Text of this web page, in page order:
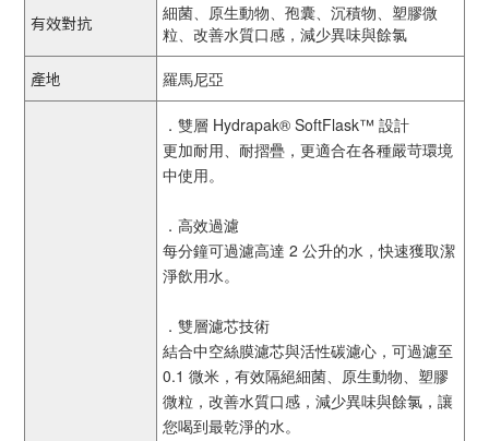
有效對抗
細菌、原生動物、孢囊、沉積物、塑膠微
粒、改善水質口感，減少異味與餘氯
產地 羅馬尼亞
．雙層 Hydrapak® SoftFlask™ 設計
更加耐用、耐摺疊，更適合在各種嚴苛環境
中使用。
．高效過濾
每分鐘可過濾高達 2 公升的水，快速獲取潔
淨飲用水。
．雙層濾芯技術
結合中空絲膜濾芯與活性碳濾心，可過濾至
0.1 微米，有效隔絕細菌、原生動物、塑膠
微粒，改善水質口感，減少異味與餘氯，讓
您喝到最乾淨的水。